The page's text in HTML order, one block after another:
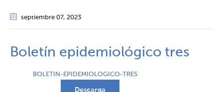
septiembre 07, 2023
Boletín epidemiológico tres
BOLETIN-EPIDEMIOLOGICO-TRES
Descarga